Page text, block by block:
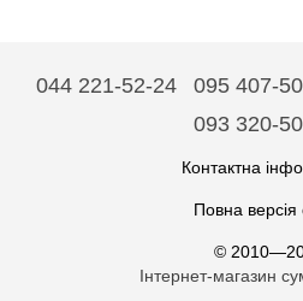
044 221-52-24 095 407-
093 320-
Контактна
Повна версія
©
Інтернет-магазин